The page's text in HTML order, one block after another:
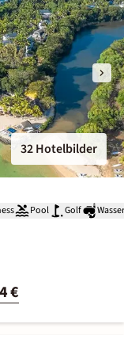
32 Hotelbilder
Pool Golf
€